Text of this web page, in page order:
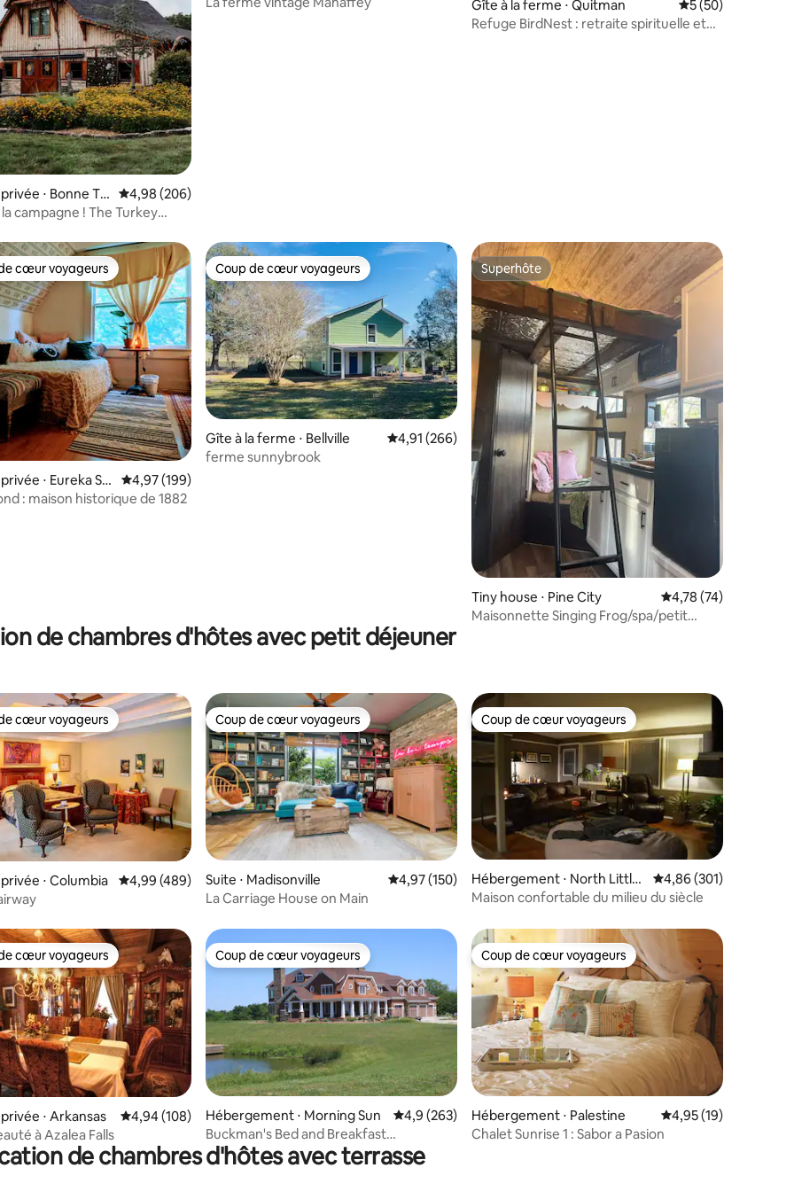
la base de 16 commentaires : 5 sur 5
⋅ Bonne Te
Évaluation moyenne sur la base de 206 commentaires : 4,98 sur 5
4,98 (206)
campagne ! The Turkey
Gîte à la ferme ⋅ Quitman Évaluation
5 (50)
Refuge BirdNest : retraite spirituelle et
base de 97 commentaires : 4,99 sur 5
cœur voyageurs les plus appréciés
cœur voyageurs
⋅ Eureka Sp
Évaluation moyenne sur la base de 199 commentaires : 4,97 sur 5
4,97 (199)
: maison historique de 1882
Coup de cœur voyageurs
Coup de cœur voyageurs
Gîte à la ferme ⋅ Bellville Évaluation moyenne sur la base de 266 commentaires : 4,91 sur 5
4,91 (266)
ferme sunnybrook
Superhôte
Superhôte
Tiny house ⋅ Pine City Évaluation moyenne
4,78 (74)
Maisonnette Singing Frog/spa/petit
de chambres d'hôtes avec petit déjeuner
base de 256 commentaires : 4,99 sur 5
cœur voyageurs les plus appréciés
cœur voyageurs
⋅ Columbia Évaluation moyenne sur la base de 489 commentaires : 4,99 sur 5
4,99 (489)
Coup de cœur voyageurs
Coup de cœur voyageurs
Suite ⋅ Madisonville Évaluation moyenne sur la base de 150 commentaires : 4,97 sur 5
4,97 (150)
La Carriage House on Main
Coup de cœur voyageurs
Coup de cœur voyageurs
Hébergement ⋅ North Little
Rock
Évaluation moyenne
4,86 (301)
Maison confortable du milieu du siècle
base de 263 commentaires : 4,95 sur 5
cœur voyageurs les plus appréciés
cœur voyageurs
⋅ Arkansas Évaluation moyenne sur la base de 108 commentaires : 4,94 sur 5
4,94 (108)
à Azalea Falls
Coup de cœur voyageurs
Coup de cœur voyageurs
Hébergement ⋅ Morning Sun Évaluation moyenne sur la base de 263 commentaires : 4,9 sur 5
4,9 (263)
Buckman's Bed and Breakfast
(5 chambres et plus)
Coup de cœur voyageurs
Coup de cœur voyageurs
Hébergement ⋅ Palestine Évaluation moyenne
4,95 (19)
Chalet Sunrise 1 : Sabor a Pasion
de chambres d'hôtes avec terrasse